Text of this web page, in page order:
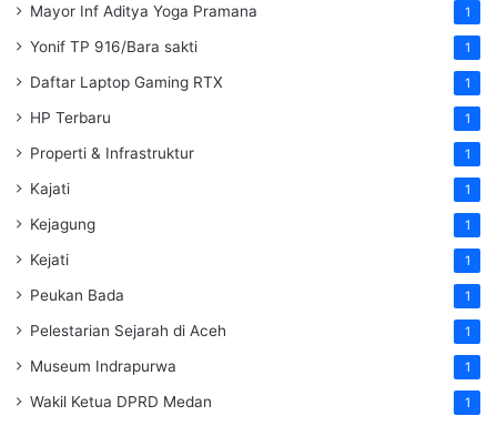
Mayor Inf Aditya Yoga Pramana 1
Yonif TP 916/Bara sakti 1
Daftar Laptop Gaming RTX 1
HP Terbaru 1
Properti & Infrastruktur 1
Kajati 1
Kejagung 1
Kejati 1
Peukan Bada 1
Pelestarian Sejarah di Aceh 1
Museum Indrapurwa 1
Wakil Ketua DPRD Medan 1